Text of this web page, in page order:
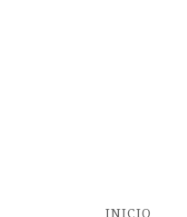
INICIO